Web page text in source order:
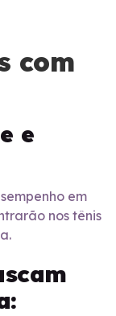
com
e
em
nos tênis